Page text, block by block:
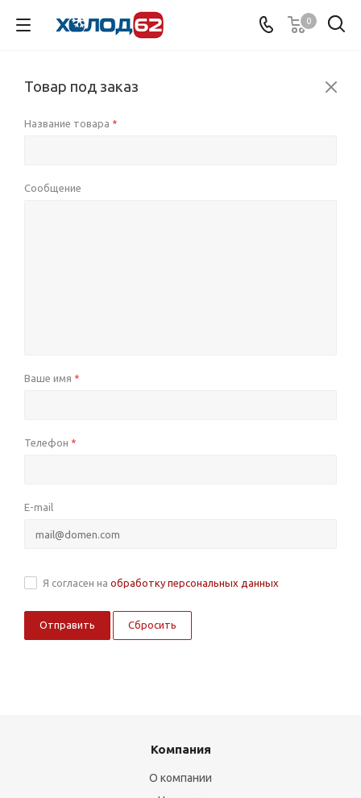
0
Товар под заказ
Название товара *
Сообщение
Ваше имя *
Телефон *
E-mail
Я согласен на обработку персональных данных
Сбросить
Компания
О компании